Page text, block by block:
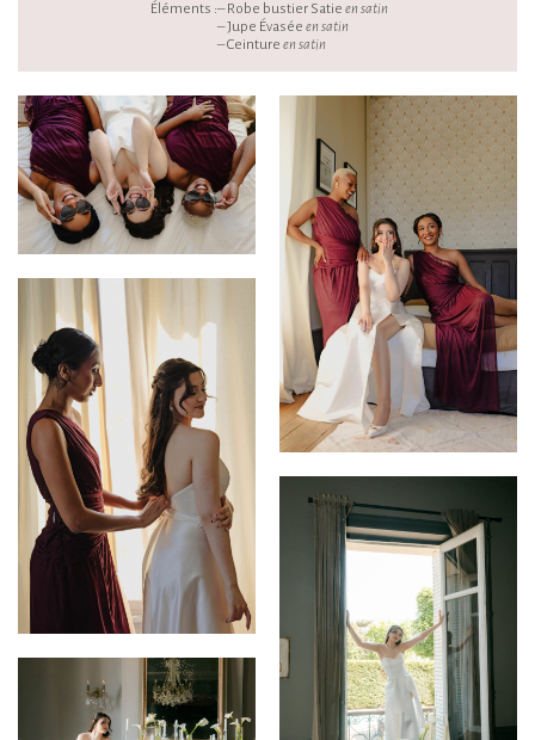
Éléments :– Robe bustier Satieen satin
– Jupe Évaséeen satin
– Ceintureen satin